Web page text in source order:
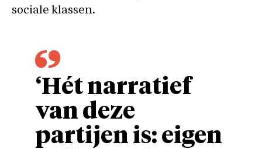
sociale klassen.
‘Hét narratief
van deze
partijen is: eigen